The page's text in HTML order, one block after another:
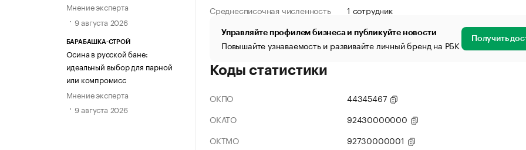
Мнение эксперта
9 августа 2026
БАРАБАШКА-СТРОЙ
Осина в русской бане:
идеальный выбор для парной
или компромисс
Мнение эксперта
9 августа 2026
Среднесписочная численность
1 сотрудник
Управляйте профилем бизнеса и публикуйте новости
Повышайте узнаваемость и развивайте личный бренд на РБК Получить
Коды статистики
ОКПО
44345467
ОКАТО
92430000000
ОКТМО
92730000001